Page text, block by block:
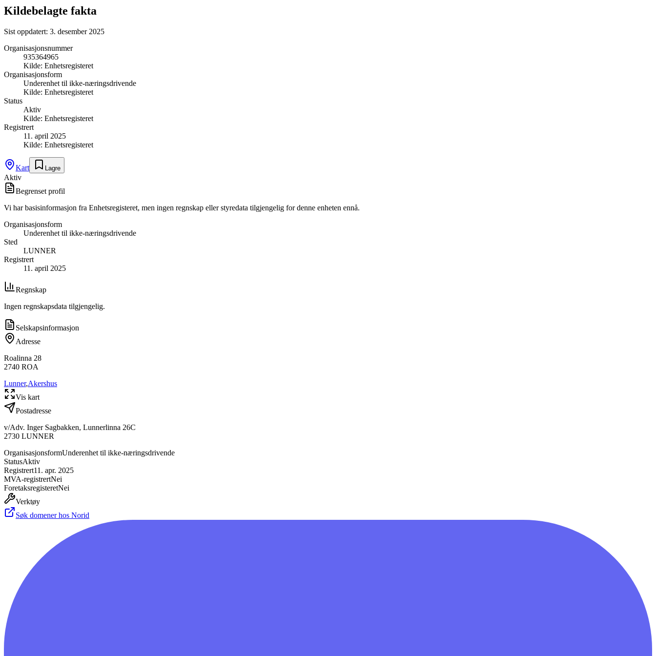
Kildebelagte fakta
Sist oppdatert: 3. desember 2025
Organisasjonsnummer
935364965
Kilde: Enhetsregisteret
Organisasjonsform
Underenhet til ikke-næringsdrivende
Kilde: Enhetsregisteret
Status
Aktiv
Kilde: Enhetsregisteret
Registrert
11. april 2025
Kilde: Enhetsregisteret
Kart Lagre
Aktiv
Begrenset profil
Vi har basisinformasjon fra Enhetsregisteret, men ingen regnskap eller styredata tilgjengelig for denne enheten ennå.
Organisasjonsform
Underenhet til ikke-næringsdrivende
Sted
LUNNER
Registrert
11. april 2025
Regnskap
Ingen regnskapsdata tilgjengelig.
Selskapsinformasjon
Adresse
Roalinna 28
2740 ROA
Lunner,Akershus
Vis kart
Postadresse
v/Adv. Inger Sagbakken, Lunnerlinna 26C
2730 LUNNER
OrganisasjonsformUnderenhet til ikke-næringsdrivende
StatusAktiv
Registrert11. apr. 2025
MVA-registrertNei
ForetaksregisteretNei
Verktøy
Søk domener hos Norid